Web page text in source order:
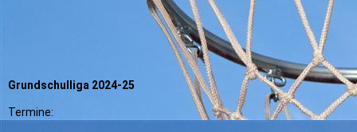
Grundschulliga 2024-25
Termine: